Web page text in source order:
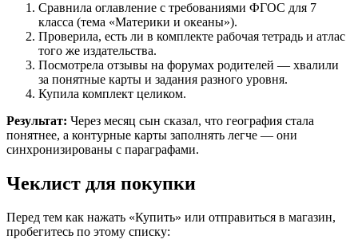
Сравнила оглавление с требованиями ФГОС для 7
класса (тема «Материки и океаны»).
Проверила, есть ли в комплекте рабочая тетрадь и атлас
того же издательства.
Посмотрела отзывы на форумах родителей — хвалили
за понятные карты и задания разного уровня.
Купила комплект целиком.
Результат: Через месяц сын сказал, что география стала
понятнее, а контурные карты заполнять легче — они
синхронизированы с параграфами.
Чеклист для покупки
Перед тем как нажать «Купить» или отправиться в магазин,
пробегитесь по этому списку: